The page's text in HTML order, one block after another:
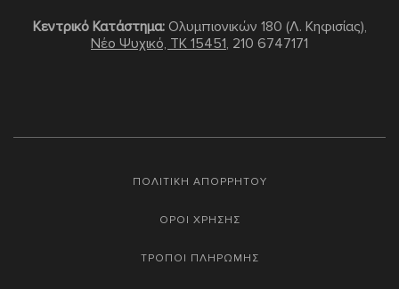
Κεντρικό Κατάστημα:Ολυμπιονικών 180 (Λ. Κηφισίας),
Νέο Ψυχικό, TK 15451, 210 6747171
ΠΟΛΙΤΙΚΗ ΑΠΟΡΡΗΤΟΥ
ΟΡΟΙ ΧΡΗΣΗΣ
ΤΡΟΠΟΙ ΠΛΗΡΩΜΗΣ